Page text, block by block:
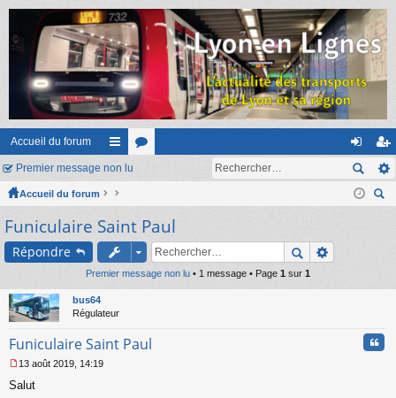
Accueil du forum
ac
co
ur
ci
s
m
on
ne
ns
cri
Premier message non lu
Accueil du forum
Funiculaire Saint Paul
Répondre
Premier message non lu • 1 message • Page 1 sur 1
bus64
Régulateur
Funiculaire Saint Paul
e
13 août 2019, 14:19
Salut